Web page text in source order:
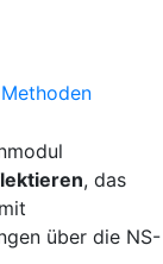
Methoden
, das
über die NS-